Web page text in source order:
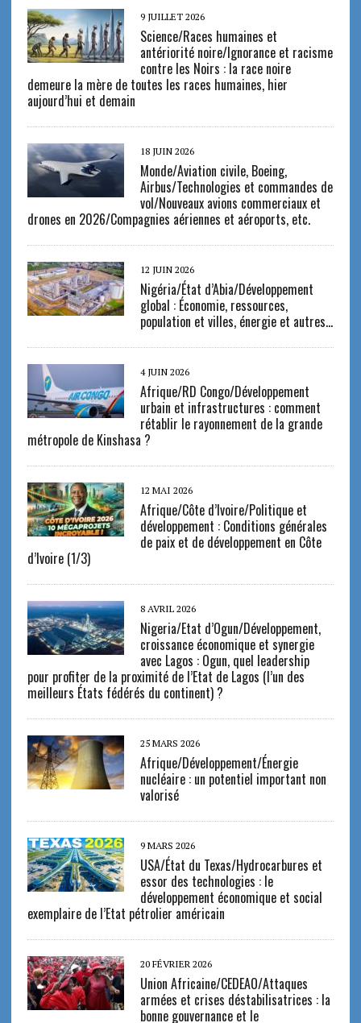
9 JUILLET 2026
Science/Races humaines et
antériorité noire/Ignorance et racisme
contre les Noirs : la race noire
demeure la mère de toutes les races humaines, hier
aujourd’hui et demain
18 JUIN 2026
Monde/Aviation civile, Boeing,
Airbus/Technologies et commandes de
vol/Nouveaux avions commerciaux et
drones en 2026/Compagnies aériennes et aéroports, etc.
12 JUIN 2026
Nigéria/État d’Abia/Développement
global : Économie, ressources,
population et villes, énergie et autres…
4 JUIN 2026
Afrique/RD Congo/Développement
urbain et infrastructures : comment
rétablir le rayonnement de la grande
métropole de Kinshasa ?
12 MAI 2026
Afrique/Côte d’Ivoire/Politique et
développement : Conditions générales
de paix et de développement en Côte
d’Ivoire (1/3)
8 AVRIL 2026
Nigeria/Etat d’Ogun/Développement,
croissance économique et synergie
avec Lagos : Ogun, quel leadership
pour profiter de la proximité de l’Etat de Lagos (l’un des
meilleurs États fédérés du continent) ?
25 MARS 2026
Afrique/Développement/Énergie
nucléaire : un potentiel important non
valorisé
9 MARS 2026
USA/État du Texas/Hydrocarbures et
essor des technologies : le
développement économique et social
exemplaire de l’Etat pétrolier américain
20 FÉVRIER 2026
Union Africaine/CEDEAO/Attaques
armées et crises déstabilisatrices : la
bonne gouvernance et le